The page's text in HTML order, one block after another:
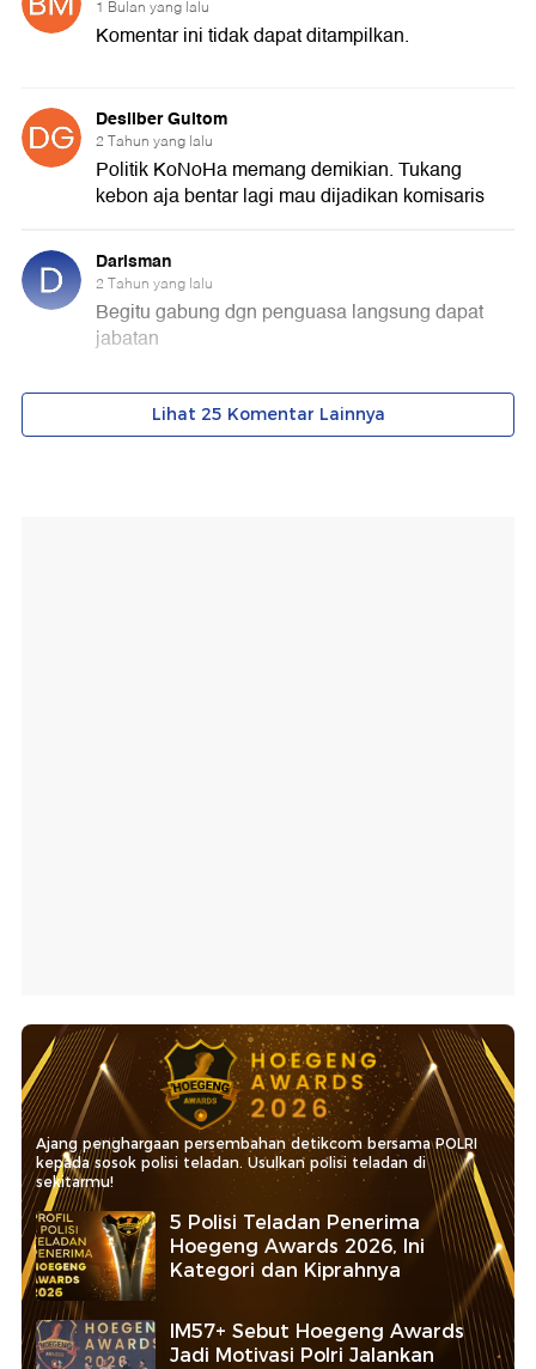
Ajang penghargaan persembahan detikcom bersama POLRI
kepada sosok polisi teladan. Usulkan polisi teladan di
sekitarmu!
5 Polisi Teladan Penerima
Hoegeng Awards 2026, Ini
Kategori dan Kiprahnya
IM57+ Sebut Hoegeng Awards
Jadi Motivasi Polri Jalankan